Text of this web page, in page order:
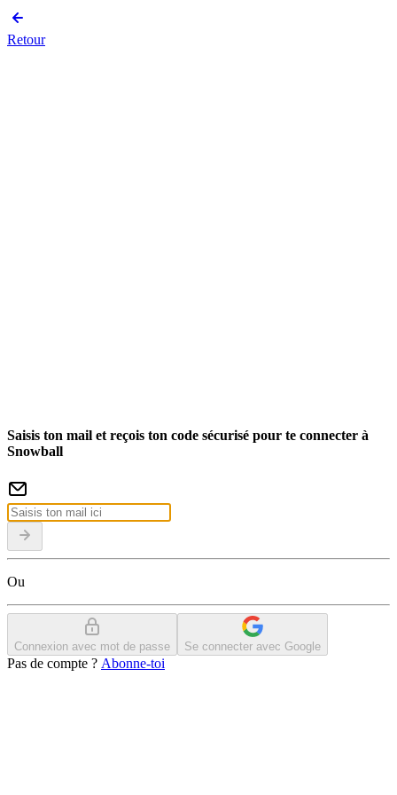
Retour
Saisis ton mail et reçois ton code sécurisé pour te connecter à
Snowball
Ou
Connexion avec mot de passe Se connecter avec Google
Pas de compte ? Abonne-toi